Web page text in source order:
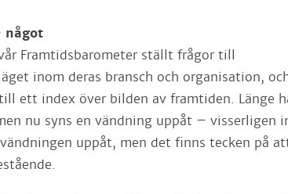
något
Framtidsbarometer ställt frågor till
inom deras bransch och organisation,
ett index över bilden av framtiden. Länge
nu syns en vändning uppåt – visserligen
uppåt, men det finns tecken på